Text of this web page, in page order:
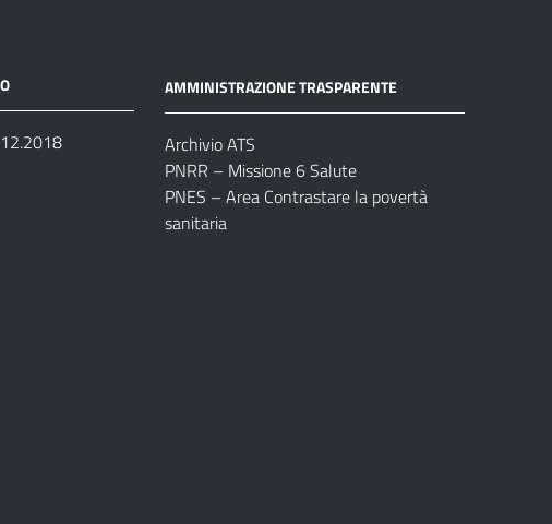
AMMINISTRAZIONE TRASPARENTE
Archivio ATS
PNRR – Missione 6 Salute
PNES – Area Contrastare la povertà
sanitaria